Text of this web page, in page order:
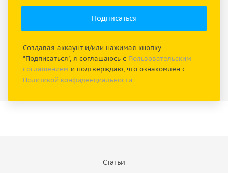
Создавая аккаунт и/или нажимая кнопку
"Подписаться", я соглашаюсь с Пользовательским
соглашением и подтверждаю, что ознакомлен с
Политикой конфиденциальности
Статьи